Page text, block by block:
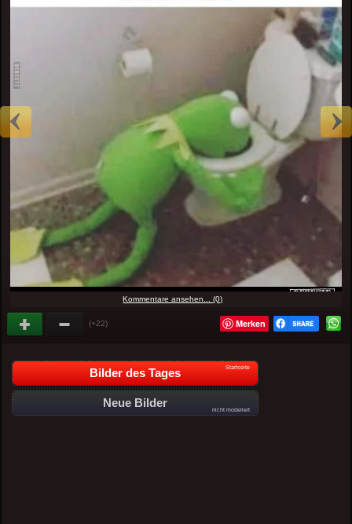
Kommentare ansehen... (0)
(+22) Merken
Bilder des Tages Startseite
Neue Bilder
nicht moderiert